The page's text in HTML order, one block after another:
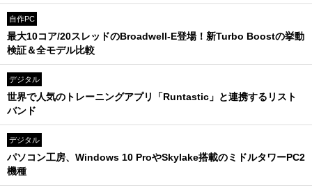
自作PC
最大10コア/20スレッドのBroadwell-E登場！新Turbo Boostの挙動
検証＆全モデル比較
デジタル
世界で人気のトレーニングアプリ「Runtastic」と連携するリスト
バンド
デジタル
パソコン工房、Windows 10 ProやSkylake搭載のミドルタワーPC2
機種